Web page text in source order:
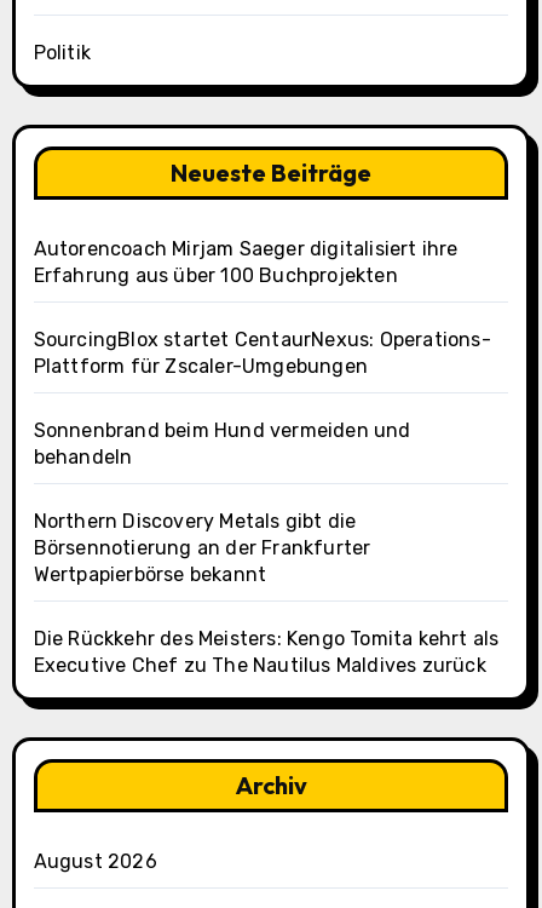
Politik
Neueste Beiträge
Autorencoach Mirjam Saeger digitalisiert ihre
Erfahrung aus über 100 Buchprojekten
SourcingBlox startet CentaurNexus: Operations-
Plattform für Zscaler-Umgebungen
Sonnenbrand beim Hund vermeiden und
behandeln
Northern Discovery Metals gibt die
Börsennotierung an der Frankfurter
Wertpapierbörse bekannt
Die Rückkehr des Meisters: Kengo Tomita kehrt als
Executive Chef zu The Nautilus Maldives zurück
Archiv
August 2026